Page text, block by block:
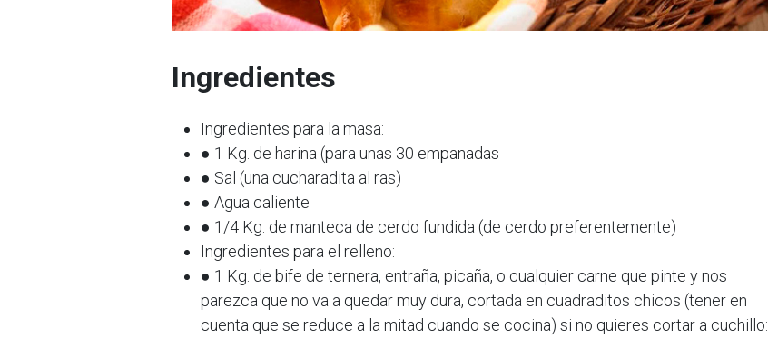
Ingredientes
Ingredientes para la masa:
● 1 Kg. de harina (para unas 30 empanadas
● Sal (una cucharadita al ras)
● Agua caliente
● 1/4 Kg. de manteca de cerdo fundida (de cerdo preferentemente)
Ingredientes para el relleno:
● 1 Kg. de bife de ternera, entraña, picaña, o cualquier carne que pinte y nos
parezca que no va a quedar muy dura, cortada en cuadraditos chicos (tener en
cuenta que se reduce a la mitad cuando se cocina) si no quieres cortar a cuchillo: